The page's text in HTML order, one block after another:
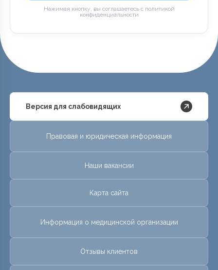
Нажимая кнопку, вы соглашаетесь с политикой
конфиденциальности
Версия для слабовидящих
Правовая и юридическая информация
Наши вакансии
Карта сайта
Информация о медицинской организации
Отзывы клиентов